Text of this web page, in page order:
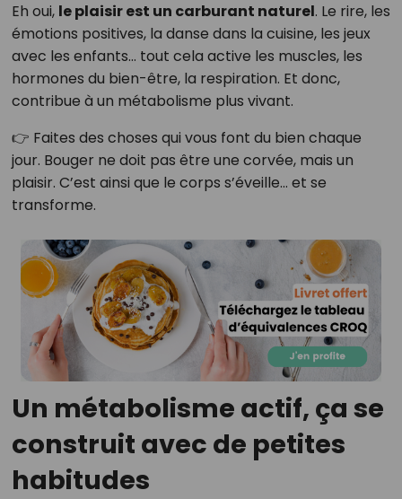
Eh oui, le plaisir est un carburant naturel. Le rire, les
émotions positives, la danse dans la cuisine, les jeux
avec les enfants… tout cela active les muscles, les
hormones du bien-être, la respiration. Et donc,
contribue à un métabolisme plus vivant.
👉 Faites des choses qui vous font du bien chaque
jour. Bouger ne doit pas être une corvée, mais un
plaisir. C’est ainsi que le corps s’éveille… et se
transforme.
Un métabolisme actif, ça se
construit avec de petites
habitudes